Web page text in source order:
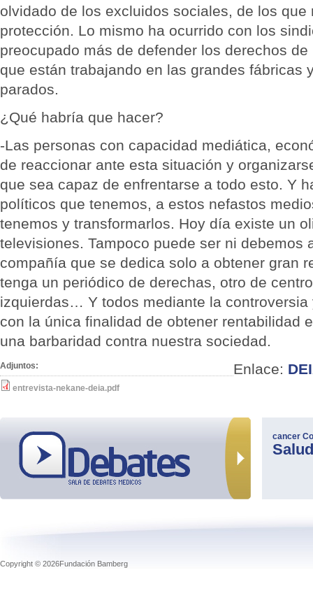
olvidado de los excluidos sociales, de los que
protección. Lo mismo ha ocurrido con los
preocupado más de defender los derechos
que están trabajando en las grandes fábricas
parados.
¿Qué habría que hacer?
-Las personas con capacidad mediática,
de reaccionar ante esta situación y
que sea capaz de enfrentarse a todo esto. Y
políticos que tenemos, a estos nefastos
tenemos y transformarlos. Hoy día existe un
televisiones. Tampoco puede ser ni debemos
compañía que se dedica solo a obtener gran
tenga un periódico de derechas, otro de
izquierdas… Y todos mediante la controversia
con la única finalidad de obtener rentabilidad
una barbaridad contra nuestra sociedad.
Adjuntos:
entrevista-nekane-deia.pdf
Enlace:
cancer
Salud
Copyright © 2026Fundación Bamberg